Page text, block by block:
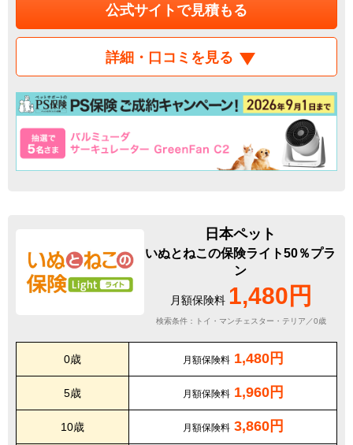
公式サイトで見積もる
詳細・口コミを見る
日本ペット
いぬとねこの保険ライト50％プラ
ン
月額保険料 1,480円
検索条件：トイ・マンチェスター・テリア／0歳
0歳 月額保険料 1,480円
5歳 月額保険料 1,960円
10歳 月額保険料 3,860円